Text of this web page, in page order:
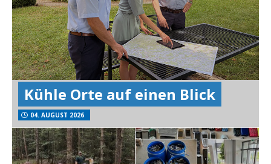
Kühle Orte auf einen Blick
04. AUGUST 2026